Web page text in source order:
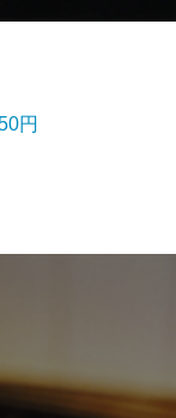
円